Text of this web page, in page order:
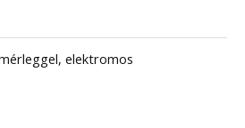
elektromos